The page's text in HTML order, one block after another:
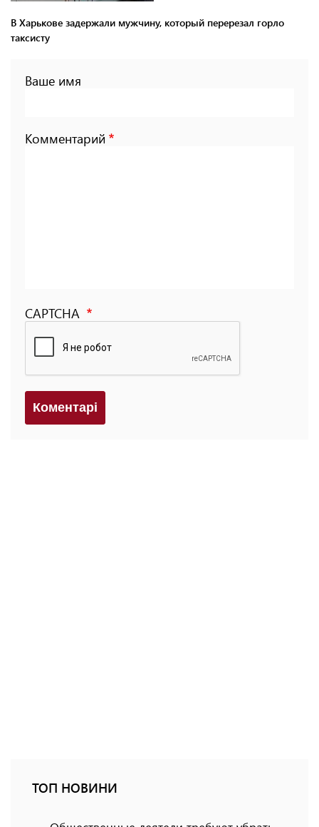
В Харькове задержали мужчину, который перерезал горло
таксисту
Ваше имя
Комментарий
CAPTCHA
Коментарi
ТОП НОВИНИ